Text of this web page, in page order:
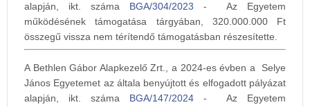
alapján, ikt. száma BGA/304/2023 - Az Egyetem
működésének támogatása tárgyában, 320.000.000 Ft
összegű vissza nem térítendő támogatásban részesítette.
A Bethlen Gábor Alapkezelő Zrt., a 2024-es évben a Selye
János Egyetemet az általa benyújtott és elfogadott pályázat
alapján, ikt. száma BGA/147/2024 - Az Egyetem